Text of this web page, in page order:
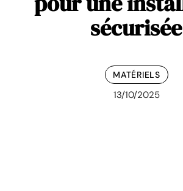
sécurisée
MATÉRIELS
13/10/2025